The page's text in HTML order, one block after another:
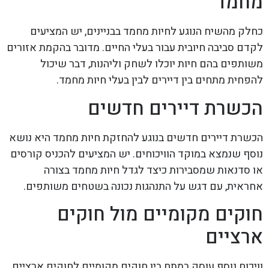
כחלק מהשיח הנוגע לחיות מחמד בבניינים, יש המציעים
לקדם סביבה חיובית עבור בעלי החיים. מדובר בהקמת אזורים
משותפים בהם חיות יוכלו לשחק וליהנות, דבר שיכול
להפחית מתחים בין דיירים לבין בעלי חיות מחמד.
הכשרת דיירים חדשים
הכשרת דיירים חדשים בנוגע להחזקת חיות מחמד היא נושא
נוסף שנמצא במוקד הוויכוחים. יש המציעים להכניס קורסים
או סדנאות שמסבירות כיצד לגדל חיות מחמד בצורה
אחראית, עם דגש על התנהגות נכונה בשטחים משותפים.
חוקים מקומיים מול חוקים
ארציים